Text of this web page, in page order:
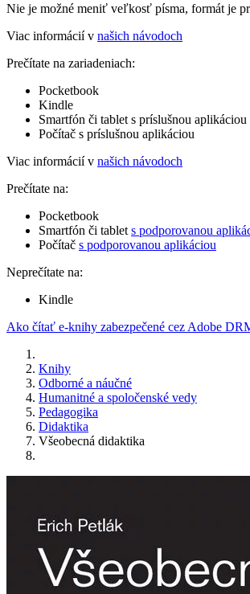
Nie je možné meniť veľkosť písma, formát je
Viac informácií v našich návodoch
Prečítate na zariadeniach:
Pocketbook
Kindle
Smartfón či tablet s príslušnou aplikáciou
Počítač s príslušnou aplikáciou
Viac informácií v našich návodoch
Prečítate na:
Pocketbook
Smartfón či tablet s podporovanou
Počítač s podporovanou aplikáciou
Neprečítate na:
Kindle
Ako čítať e-knihy zabezpečené cez Adobe
Knihy
Odborné a náučné
Humanitné a spoločenské vedy
Pedagogika
Didaktika
Všeobecná didaktika